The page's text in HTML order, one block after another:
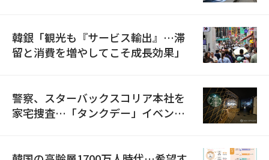
韓銀「観光も『サービス輸出』…滞
留と消費を増やしてこそ成長効果」
警察、スターバックスコリア本社を
家宅捜査…「タンクデー」イベント